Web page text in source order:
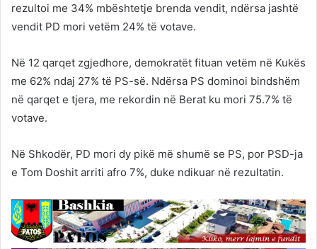
rezultoi me 34% mbështetje brenda vendit, ndërsa jashtë
vendit PD mori vetëm 24% të votave.
Në 12 qarqet zgjedhore, demokratët fituan vetëm në Kukës
me 62% ndaj 27% të PS-së. Ndërsa PS dominoi bindshëm
në qarqet e tjera, me rekordin në Berat ku mori 75.7% të
votave.
Në Shkodër, PD mori dy pikë më shumë se PS, por PSD-ja
e Tom Doshit arriti afro 7%, duke ndikuar në rezultatin.